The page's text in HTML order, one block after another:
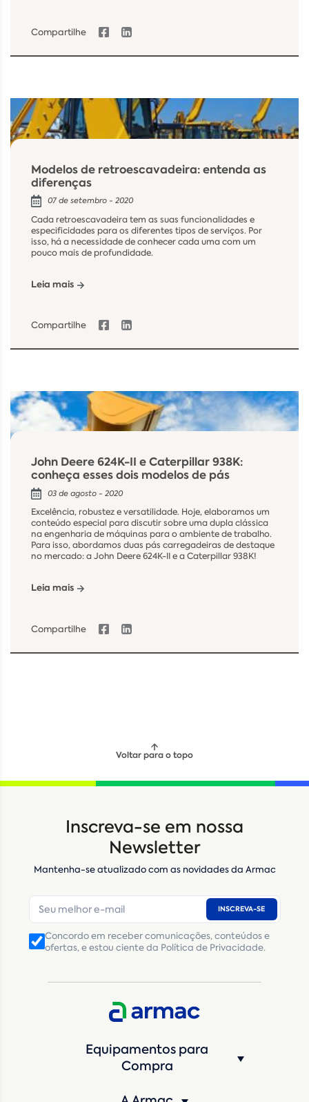
Compartilhe
Modelos de retroescavadeira: entenda as
diferenças
07 de setembro - 2020
Cada retroescavadeira tem as suas funcionalidades e
especificidades para os diferentes tipos de serviços. Por
isso, há a necessidade de conhecer cada uma com um
pouco mais de profundidade.
Leia mais
Compartilhe
John Deere 624K-II e Caterpillar 938K:
conheça esses dois modelos de pás
03 de agosto - 2020
Excelência, robustez e versatilidade. Hoje, elaboramos um
conteúdo especial para discutir sobre uma dupla clássica
na engenharia de máquinas para o ambiente de trabalho.
Para isso, abordamos duas pás carregadeiras de destaque
no mercado: a John Deere 624K-II e a Caterpillar 938K!
Leia mais
Compartilhe
Voltar para o topo
Inscreva-se em nossa
Newsletter
Mantenha-se atualizado com as novidades da Armac
INSCREVA-SE
Concordo em receber comunicações, conteúdos e
ofertas, e estou ciente da Política de Privacidade.
Equipamentos para
Compra